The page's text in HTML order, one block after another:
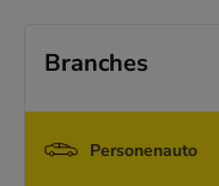
Branches
Personenauto